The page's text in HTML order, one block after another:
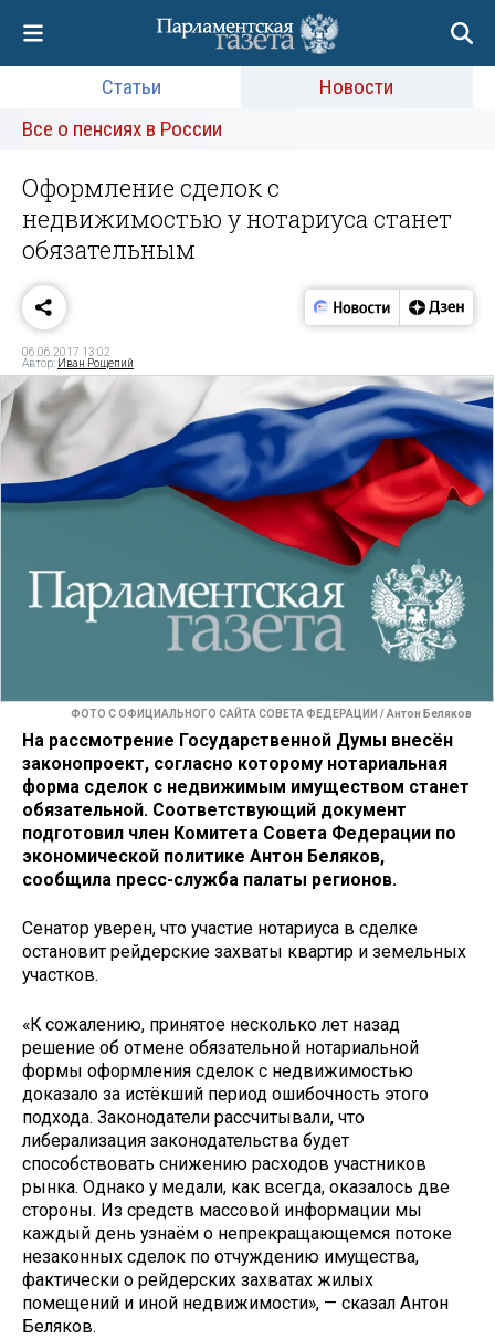
Статьи
Новости
Все о пенсиях в России
Оформление сделок с
недвижимостью у нотариуса станет
обязательным
06.06.2017 13:02
Автор: Иван Рощепий
ФОТО С ОФИЦИАЛЬНОГО САЙТА СОВЕТА ФЕДЕРАЦИИ / Антон Беляков
На рассмотрение Государственной Думы внесён
законопроект, согласно которому нотариальная
форма сделок с недвижимым имуществом станет
обязательной. Соответствующий документ
подготовил член Комитета Совета Федерации по
экономической политике Антон Беляков,
сообщила пресс-служба палаты регионов.
Сенатор уверен, что участие нотариуса в сделке
остановит рейдерские захваты квартир и земельных
участков.
«К сожалению, принятое несколько лет назад
решение об отмене обязательной нотариальной
формы оформления сделок с недвижимостью
доказало за истёкший период ошибочность этого
подхода. Законодатели рассчитывали, что
либерализация законодательства будет
способствовать снижению расходов участников
рынка. Однако у медали, как всегда, оказалось две
стороны. Из средств массовой информации мы
каждый день узнаём о непрекращающемся потоке
незаконных сделок по отчуждению имущества,
фактически о рейдерских захватах жилых
помещений и иной недвижимости», — сказал Антон
Беляков.